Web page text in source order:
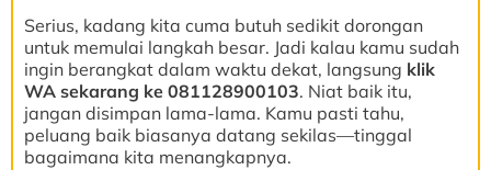
Serius, kadang kita cuma butuh sedikit dorongan
untuk memulai langkah besar. Jadi kalau kamu sudah
ingin berangkat dalam waktu dekat, langsung klik
WA sekarang ke 081128900103. Niat baik itu,
jangan disimpan lama-lama. Kamu pasti tahu,
peluang baik biasanya datang sekilas—tinggal
bagaimana kita menangkapnya.